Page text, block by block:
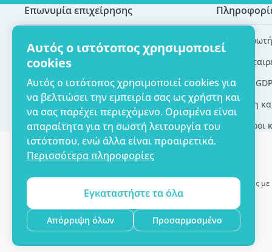
Αυτός ο ιστότοπος χρησιμοποιεί
cookies
Αυτός ο ιστότοπος χρησιμοποιεί cookies για
να βελτιώσει την εμπειρία σας ως χρήστη και
να σας παρέχει περιεχόμενο. Ορισμένα είναι
απαραίτητα για τη σωστή λειτουργία του
ιστότοπου, ενώ άλλα είναι προαιρετικά.
Περισσότερα πληροφορίες
Εγκαταστήστε τα όλα
Απόρριψη όλων Προσαρμοσμένο
Επωνυμία επιχείρησης
Πιστοποίηση ECO
Επικοινωνία
Σχετικά με εμάς
Συχνές
Brands/
Εργαλεία
Παράδοση
Γενικοί όροι
Δυνατότητα πληρωμής
Copyright © 2012 - 2026   |   Be Healthy Group d.o.o.